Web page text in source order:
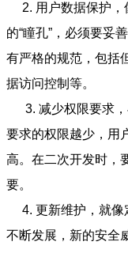
2. 用户数据保护，
的“瞳孔”，必须要妥
有严格的规范，包括
据访问控制等。
3. 减少权限要求，
要求的权限越少，用
高。在二次开发时，
要。
4. 更新维护，就像
不断发展，新的安全